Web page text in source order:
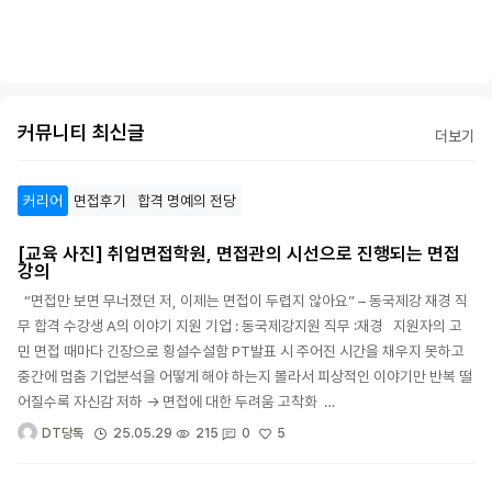
커뮤니티 최신글 더보기
커리어 면접후기 합격 명예의 전당
[교육 사진] 취업면접학원, 면접관의 시선으로 진행되는 면접
강의
“면접만 보면 무너졌던 저, 이제는 면접이 두렵지 않아요” – 동국제강 재경 직
무 합격 수강생 A의 이야기 지원 기업 : 동국제강지원 직무 :재경 지원자의 고
민 면접 때마다 긴장으로 횡설수설함 PT발표 시 주어진 시간을 채우지 못하고
중간에 멈춤 기업분석을 어떻게 해야 하는지 몰라서 피상적인 이야기만 반복 떨
어질수록 자신감 저하 → 면접에 대한 두려움 고착화 …
DT당톡 25.05.29 215 0 5